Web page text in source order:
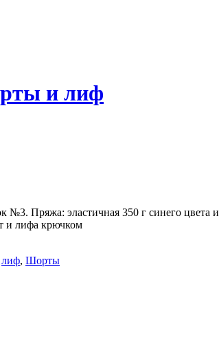
и лиф
№3. Пряжа: эластичная 350 г синего цвета
и лифа крючком
лиф, Шорты